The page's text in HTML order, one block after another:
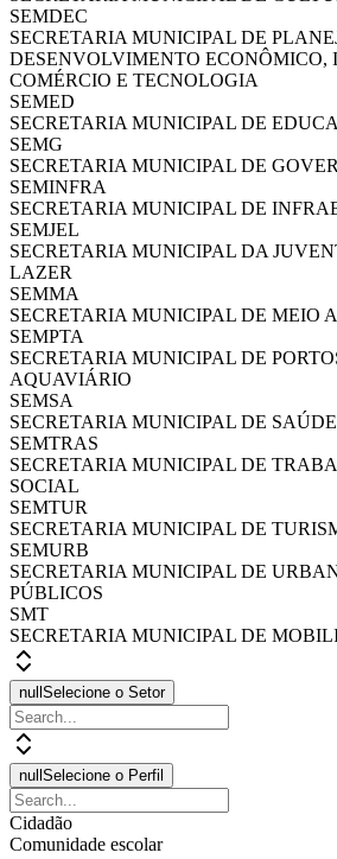
SEMDEC
SECRETARIA MUNICIPAL DE
DESENVOLVIMENTO ECONÔMICO,
COMÉRCIO E TECNOLOGIA
SEMED
SECRETARIA MUNICIPAL DE
SEMG
SECRETARIA MUNICIPAL DE
SEMINFRA
SECRETARIA MUNICIPAL DE
SEMJEL
SECRETARIA MUNICIPAL DA
LAZER
SEMMA
SECRETARIA MUNICIPAL DE MEIO
SEMPTA
SECRETARIA MUNICIPAL DE
AQUAVIÁRIO
SEMSA
SECRETARIA MUNICIPAL DE SAÚDE
SEMTRAS
SECRETARIA MUNICIPAL DE
SOCIAL
SEMTUR
SECRETARIA MUNICIPAL DE
SEMURB
SECRETARIA MUNICIPAL DE
PÚBLICOS
SMT
SECRETARIA MUNICIPAL DE
null Selecione o Setor
null Selecione o Perfil
Cidadão
Comunidade escolar